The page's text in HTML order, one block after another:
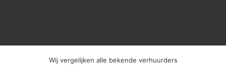
Wij vergelijken alle bekende verhuurders